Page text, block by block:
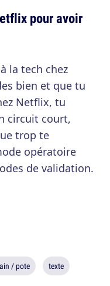
pour avoir
la tech chez
bien et que tu
Netflix, tu
circuit court,
trop te
opératoire
de validation.
/ pote texte